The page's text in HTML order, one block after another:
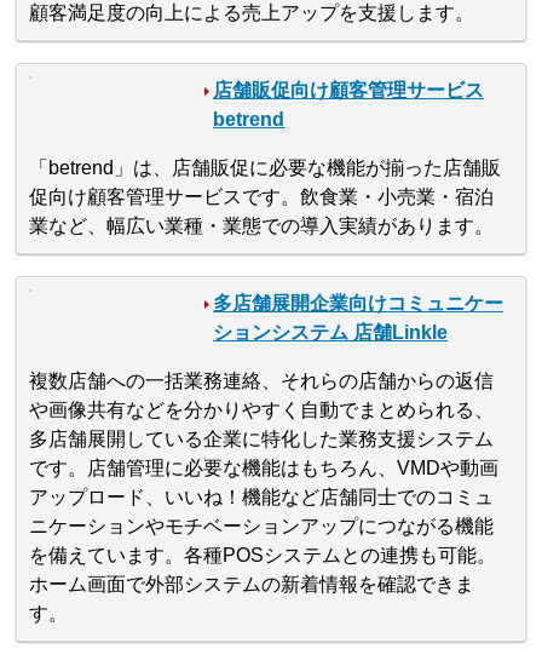
顧客満足度の向上による売上アップを支援します。
店舗販促向け顧客管理サービス
betrend
「betrend」は、店舗販促に必要な機能が揃った店舗販
促向け顧客管理サービスです。飲食業・小売業・宿泊
業など、幅広い業種・業態での導入実績があります。
多店舗展開企業向けコミュニケー
ションシステム 店舗Linkle
複数店舗への一括業務連絡、それらの店舗からの返信
や画像共有などを分かりやすく自動でまとめられる、
多店舗展開している企業に特化した業務支援システム
です。店舗管理に必要な機能はもちろん、VMDや動画
アップロード、いいね！機能など店舗同士でのコミュ
ニケーションやモチベーションアップにつながる機能
を備えています。各種POSシステムとの連携も可能。
ホーム画面で外部システムの新着情報を確認できま
す。